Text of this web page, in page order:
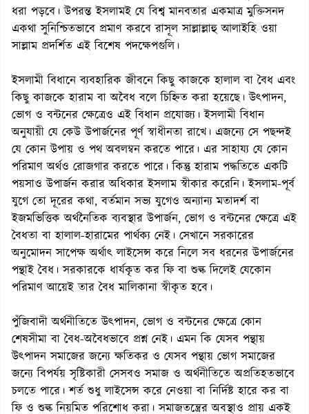
ধরা পড়বে। উপরন্ত ইসলামই যে বিশ্ব মানবতার একমাত্র মুক্তিসনদ
একথা সুনিশ্চিতভাবে প্রমাণ করবে রাসূল সাল্লাল্লাহু আলাইহি ওয়া
সাল্লাম প্রদর্শিত এই বিশেষ পদক্ষেপগুলি।
ইসলামী বিধানে ব্যবহারিক জীবনে কিছু কাজকে হালাল বা বৈধ এবং
কিছু কাজকে হারাম বা অবৈধ বলে চিহ্নিত করা হয়েছে। উৎপাদন,
ভোগ ও বন্টনের ক্ষেত্রেও এই বিধান প্রযোজ্য। ইসলামী বিধান
অনুযায়ী যে কেউ উপার্জনের পূর্ণ স্বাধীনতা রাখে। এজন্যে সে পছন্দই
যে কোন উপায় ও পথ অবলম্বন করতে পারে। এর সাহায্য যে কোন
পরিমাণ অর্থও রোজগার করতে পারে। কিন্তু হারাম পদ্ধতিতে একটি
পয়সাও উপার্জন করার অধিকার ইসলাম স্বীকার করেনি। ইসলাম-পূর্ব
যুগে তো দূরের কথা, বর্তমান সভ্য যুগেও অন্যান্য মতাদর্শ বা
ইজমভিত্তিক অর্থনৈতিক ব্যবস্থার উপার্জন, ভোগ ও বন্টনের ক্ষেত্রে এই
বৈধতা বা হালাল-হারামের পার্থক্য নেই। সেখানে সরকারের
অনুমোদন সাপেক্ষ অর্থাৎ লাইসেন্স করে নিলে সব ধরনের উপার্জনের
পন্থাই বৈধ। সরকারকে ধার্যকৃত কর ফি বা শুল্ক দিলেই যেকোন
পরিমাণ আয়েই তার বৈধ মালিকানা স্বীকৃত হবে।
পুঁজিবাদী অর্থনীতিতে উৎপাদন, ভোগ ও বন্টনের ক্ষেত্রে কোন
শেষসীমা বা বৈধ-অবৈধভাবে প্রশ্ন নেই। এমন কি যেসব পন্থায়
উৎপাদন সমাজের জন্যে ক্ষতিকর ও যেসব পন্থায় ভোগ সমাজের
জন্যে বিপর্যয় সৃষ্টিকারী সেসবও সমাজ ও অর্থনীতিতে অপ্রতিহতভাবে
চলতে পারে। শর্ত শুধু লাইসেন্স করে নেওয়া বা নির্দিষ্ট হারে কর বা
ফি ও শুল্ক নিয়মিত পরিশোধ করা। সমাজতন্ত্রের অবস্থাও প্রায় একই